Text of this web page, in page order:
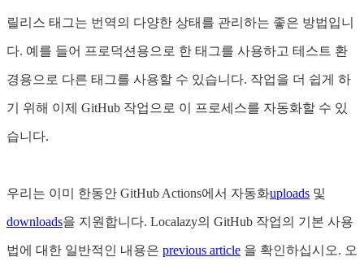
릴리스 태그는 번역의 다양한 상태를 관리하는 좋은 방법입니
다. 예를 들어 프로덕션용으로 한 태그를 사용하고 테스트 환
경용으로 다른 태그를 사용할 수 있습니다. 작업을 더 쉽게 하
기 위해 이제 GitHub 작업으로 이 프로세스를 자동화할 수 있
습니다.
우리는 이미 한동안 GitHub Actions에서 자동화uploads 및
downloads을 지원합니다. Localazy의 GitHub 작업의 기본 사용
법에 대한 일반적인 내용은 previous article 을 확인하십시오. 오